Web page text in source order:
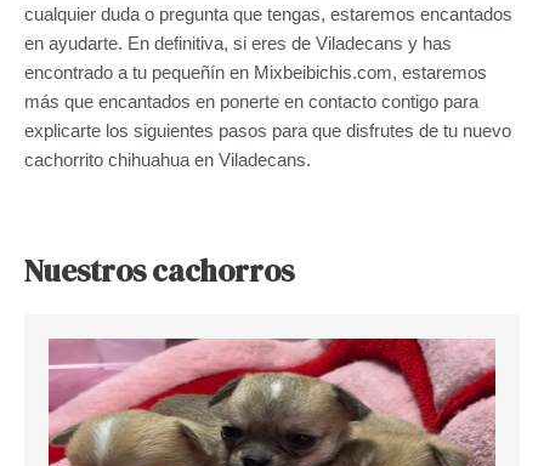
cualquier duda o pregunta que tengas, estaremos encantados
en ayudarte. En definitiva, si eres de Viladecans y has
encontrado a tu pequeñín en Mixbeibichis.com, estaremos
más que encantados en ponerte en contacto contigo para
explicarte los siguientes pasos para que disfrutes de tu nuevo
cachorrito chihuahua en Viladecans.
Nuestros cachorros